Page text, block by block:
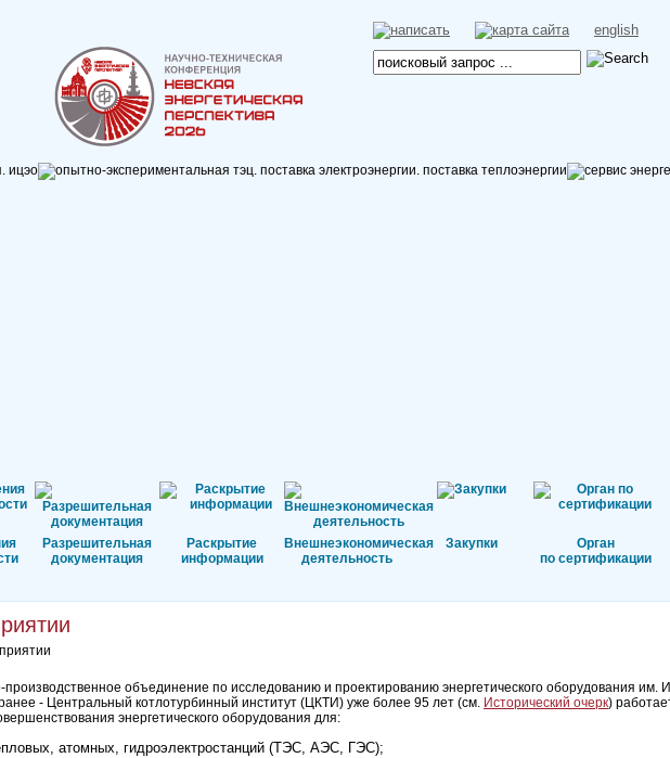
english
Разрешительная
документация
Раскрытие
информации
Внешнеэкономическая
деятельность
Закупки
Орган
по сертификации
объединение по исследованию и проектированию энергетического оборудования им.
- Центральный котлотурбинный институт (ЦКТИ) уже более 95 лет (см. Исторический очерк)
энергетического оборудования для:
атомных, гидроэлектростанций (ТЭС, АЭС, ГЭС);